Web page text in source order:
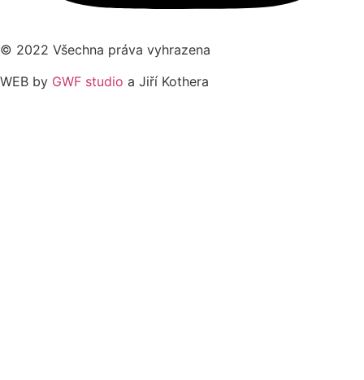
© 2022 Všechna práva vyhrazena
WEB by GWF studio a Jiří Kothera